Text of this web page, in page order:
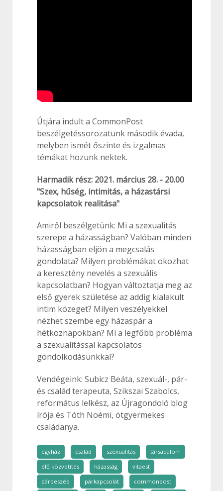
Útjára indult a CommonPost
beszélgetéssorozatunk második évada,
melyben ismét őszinte és izgalmas
témákat hozunk nektek.
Harmadik rész: 2021. március 28. - 20.00
"Szex, hűség, intimitás, a házastársi
kapcsolatok realitása"
Amiről beszélgetünk: Mi a szexualitás
szerepe a házasságban? Valóban minden
házasságban eljön a megcsalás
gondolata? Milyen problémákat okozhat
a keresztény nevelés a szexuális
kapcsolatban? Hogyan változtatja meg az
első gyerek születése az addig kialakult
intim közeget? Milyen veszélyekkel
nézhet szembe egy házaspár a
hétköznapokban? Mi a legfőbb probléma
a szexualitással kapcsolatos
gondolkodásunkkal?
Vendégeink: Subicz Beáta, szexuál-, pár-
és család terapeuta, Szikszai Szabolcs,
református lelkész, az Újragondoló blog
írója és Tóth Noémi, ötgyermekes
családanya.
egyház család szexualitás
társadalom
élő közvetítés
házasság
vitaest
párbeszéd
párkapcsolat
commonpost